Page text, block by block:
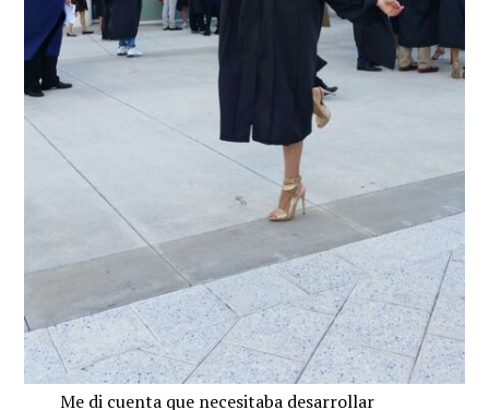
Me di cuenta que necesitaba desarrollar